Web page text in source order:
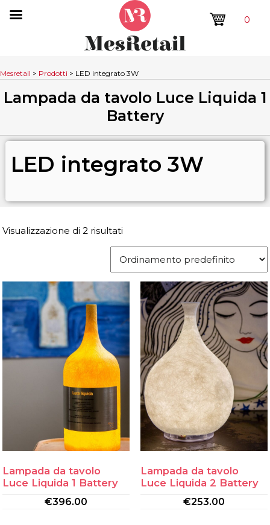
0
Mesretail > Prodotti > LED integrato 3W
Lampada da tavolo Luce Liquida 1
Battery
LED integrato 3W
Visualizzazione di 2 risultati
Lampada da tavolo
Luce Liquida 1 Battery
€396.00
Lampada da tavolo
Luce Liquida 2 Battery
€253.00